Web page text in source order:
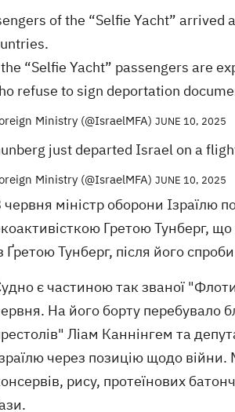
of the “Selfie Yacht”
“Selfie Yacht” passengers are
refuse to sign deportation
Ministry (@IsraelMFA) JUNE 10, 2025
just departed Israel on a
Ministry (@IsraelMFA) JUNE 10, 2025
червня міністр оборони Ізраїлю
Гретою Тунберг, що
Ґретою Тунберг, після його
є частиною так званої
На його борту перебувало
Ліам Каннінгем та
через позицію щодо
рису, протеїнових